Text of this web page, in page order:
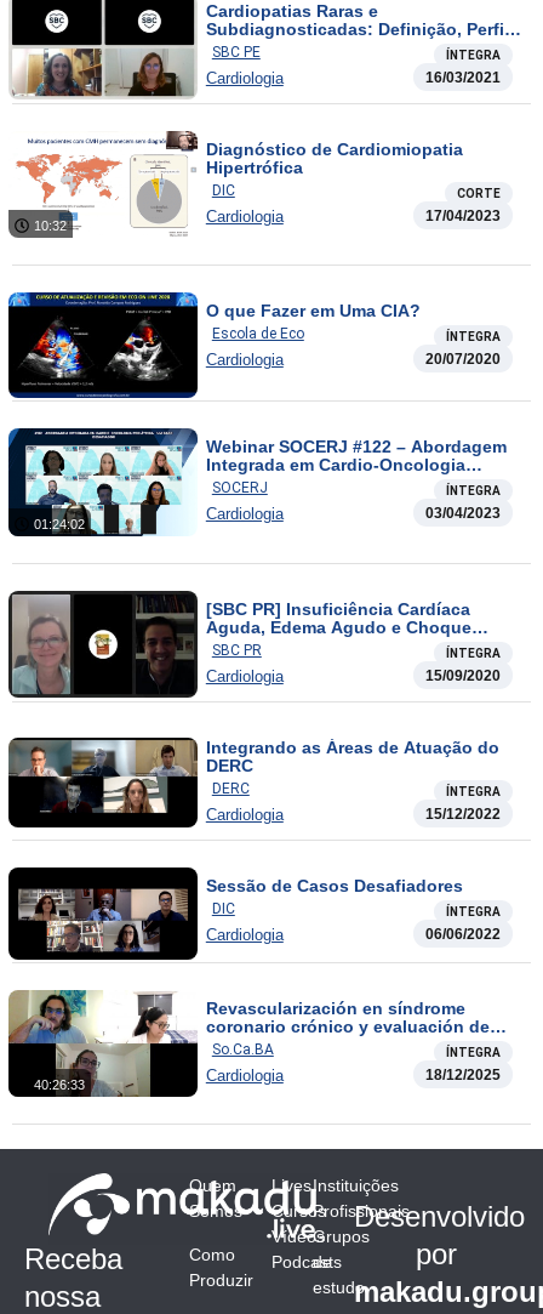
Cardiopatias Raras e
Subdiagnosticadas: Definição, Perfil
Epidemiológico e Desafios
SBC PE ÍNTEGRA
Cardiologia 16/03/2021
10:32
Diagnóstico de Cardiomiopatia
Hipertrófica
DIC CORTE
Cardiologia 17/04/2023
O que Fazer em Uma CIA?
Escola de Eco ÍNTEGRA
Cardiologia 20/07/2020
01:24:02
Webinar SOCERJ #122 – Abordagem
Integrada em Cardio-Oncologia
Pediátrica
SOCERJ ÍNTEGRA
Cardiologia 03/04/2023
[SBC PR] Insuficiência Cardíaca
Aguda, Edema Agudo e Choque
Cardiogênico na Sala de Emergência
SBC PR ÍNTEGRA
Cardiologia 15/09/2020
Integrando as Áreas de Atuação do
DERC
DERC ÍNTEGRA
Cardiologia 15/12/2022
Sessão de Casos Desafiadores
DIC ÍNTEGRA
Cardiologia 06/06/2022
40:26:33
Revascularización en síndrome
coronario crónico y evaluación de
viabilidad miocárdica
So.Ca.BA ÍNTEGRA
Cardiologia 18/12/2025
Receba
nossa
Quem
Somos
Como
Produzir
Lives
Cursos
Vídeos
Podcasts
Instituições
Profissionais
Grupos
de
estudo
Desenvolvido
por